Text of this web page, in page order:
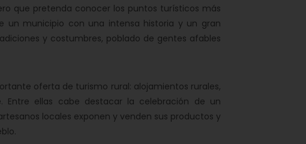
que pretenda conocer los puntos turísticos más
un municipio con una intensa historia y un gran
y costumbres, poblado de gentes afables
oferta de turismo rural: alojamientos rurales,
Entre ellas cabe destacar la celebración de un
locales exponen y venden sus productos y